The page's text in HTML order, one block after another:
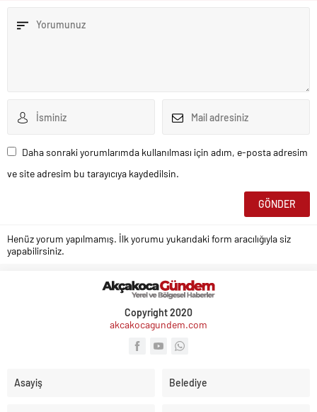
Daha sonraki yorumlarımda kullanılması için adım, e-posta adresim
ve site adresim bu tarayıcıya kaydedilsin.
Henüz yorum yapılmamış. İlk yorumu yukarıdaki form aracılığıyla siz
yapabilirsiniz.
Copyright 2020
akcakocagundem.com
Asayiş Belediye